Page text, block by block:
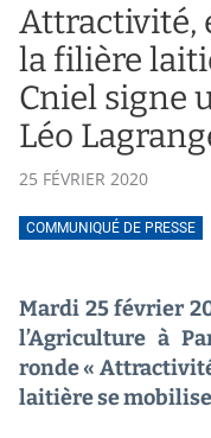
Attractivité,
la filière
Cniel signe
Léo
25 FÉVRIER 2020
COMMUNIQUÉ DE PRESSE
Mardi 25 février
l’Agriculture à
ronde «
laitière se